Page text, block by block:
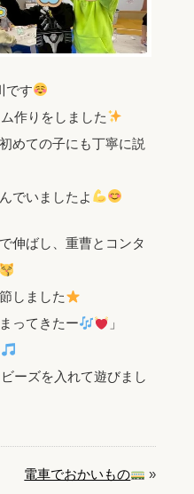
です
作りをしました
めての子にも丁寧に説
でいましたよ
伸ばし、重曹とコンタ
しました
ってきたー
」
ーズを入れて遊びまし
電車でおかいもの »